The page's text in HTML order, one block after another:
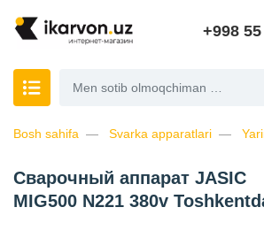
+998
Bosh sahifa Svarka apparatlari
Сварочный аппарат JASIC
MIG500 N221 380v